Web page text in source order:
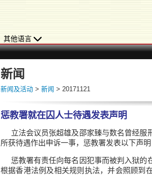
其他语言
新闻
新闻及活动 > 新闻 > 20171121
惩教署就在囚人士待遇发表声明
立法会议员张超雄及邵家臻与数名曾经服
所获待遇作出申诉一事，惩教署发表以下声明
惩教署有责任向每名因犯事而被判入狱的
根据香港法例及相关规则执法，并会照顾到